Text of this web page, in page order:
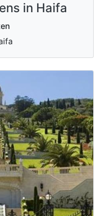
in Haifa